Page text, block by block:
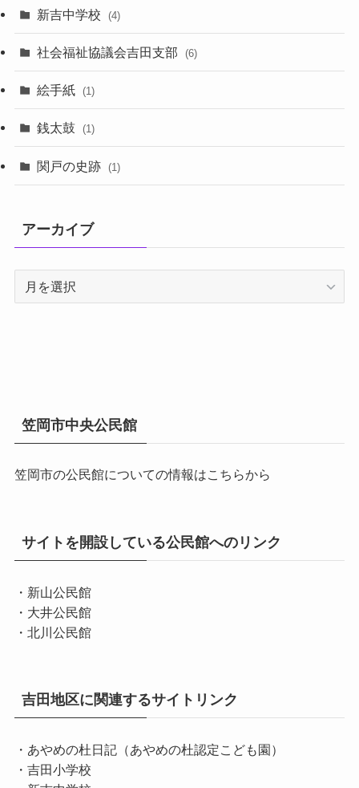
新吉中学校 (4)
社会福祉協議会吉田支部 (6)
絵手紙 (1)
銭太鼓 (1)
関戸の史跡 (1)
アーカイブ
笠岡市中央公民館
笠岡市の公民館についての情報はこちらから
サイトを開設している公民館へのリンク
・新山公民館
・大井公民館
・北川公民館
吉田地区に関連するサイトリンク
・あやめの杜日記（あやめの杜認定こども園）
・吉田小学校